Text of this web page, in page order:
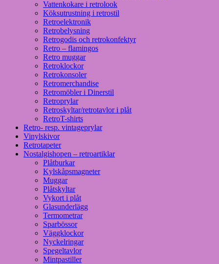
Vattenkokare i retrolook
Köksutrustning i retrostil
Retroelektronik
Retrobelysning
Retrogodis och retrokonfektyr
Retro – flamingos
Retro muggar
Retroklockor
Retrokonsoler
Retromerchandise
Retromöbler i Dinerstil
Retroprylar
Retroskyltar/retrotavlor i plåt
RetroT-shirts
Retro- resp. vintageprylar
Vinylskivor
Retrotapeter
Nostalgishopen – retroartiklar
Plåtburkar
Kylskåpsmagneter
Muggar
Plåtskyltar
Vykort i plåt
Glasunderlägg
Termometrar
Sparbössor
Väggklockor
Nyckelringar
Spegeltavlor
Mintpastiller